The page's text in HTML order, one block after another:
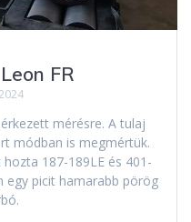
FR
mérésre. A tulaj
módban is megmértük.
187-189LE és 401-
egy picit hamarabb pörög